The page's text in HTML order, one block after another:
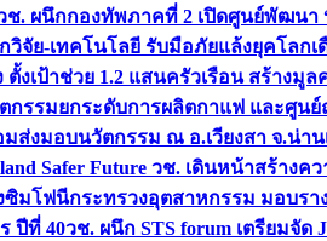
ช. ผนึกกองทัพภาคที่ 2 เปิดศูนย์พัฒนา
วิจัย-เทคโนโลยี รับมือภัยแล้งยุคโลกเ
เป้าช่วย 1.2 แสนครัวเรือน สร้างมูล
กรรมยกระดับการผลิตกาแฟ และศู
ส่งมอบนวัตกรรม ณ อ.เวียงสา จ.น่าน
Safer Future วช. เดินหน้าสร้างค
ซิมโฟนีกระทรวงอุตสาหกรรม มอบรา
ปีที่ 40วช. ผนึก STS forum เตรียมจัด